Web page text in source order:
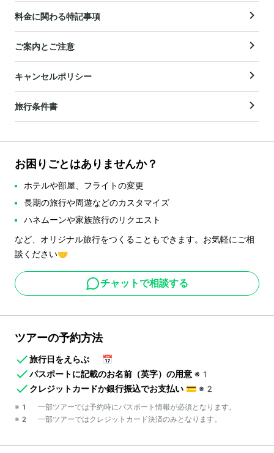
料金に関わる特記事項
ご案内とご注意
キャンセルポリシー
旅行条件書
お困りごとはありませんか？
ホテルや部屋、フライトの変更
長期の旅行や周遊などのカスタマイズ
ハネムーンや家族旅行のリクエスト
など、オリジナル旅行をつくることもできます。お気軽にご相
談ください🤝
チャットで相談する
ツアーの予約方法
旅行日をえらぶ
📅
パスポートに記載のお名前（英字）の用意 ※1
クレジットカードか銀行振込でお支払い 💳 ※2
※1 一部ツアーでは予約時にパスポート情報が必須となります。
※2 一部ツアーではクレジットカード決済のみとなります。